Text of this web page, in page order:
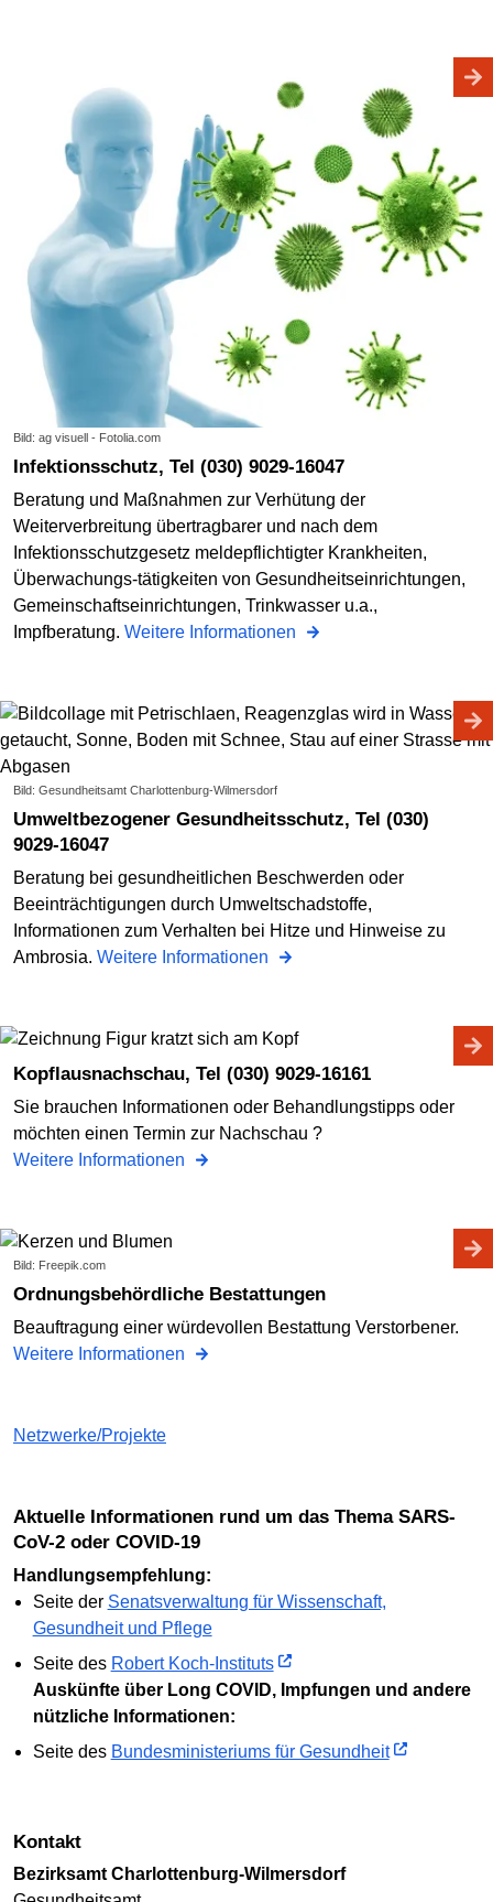
Bild: ag visuell - Fotolia.com
Infektionsschutz, Tel (030) 9029-16047
Beratung und Maßnahmen zur Verhütung der
Weiterverbreitung übertragbarer und nach dem
Infektionsschutzgesetz meldepflichtigter Krankheiten,
Überwachungs-tätigkeiten von Gesundheitseinrichtungen,
Gemeinschaftseinrichtungen, Trinkwasser u.a.,
Impfberatung. Weitere Informationen
Bild: Gesundheitsamt Charlottenburg-Wilmersdorf
Umweltbezogener Gesundheitsschutz, Tel (030)
9029-16047
Beratung bei gesundheitlichen Beschwerden oder
Beeinträchtigungen durch Umweltschadstoffe,
Informationen zum Verhalten bei Hitze und Hinweise zu
Ambrosia. Weitere Informationen
Kopflausnachschau, Tel (030) 9029-16161
Sie brauchen Informationen oder Behandlungstipps oder
möchten einen Termin zur Nachschau ?
Weitere Informationen
Bild: Freepik.com
Ordnungsbehördliche Bestattungen
Beauftragung einer würdevollen Bestattung Verstorbener.
Weitere Informationen
Netzwerke/Projekte
Aktuelle Informationen rund um das Thema SARS-
CoV-2 oder COVID-19
Handlungsempfehlung:
Seite der Senatsverwaltung für Wissenschaft,
Gesundheit und Pflege
Seite des Robert Koch-Instituts
Auskünfte über Long COVID, Impfungen und andere
nützliche Informationen:
Seite des Bundesministeriums für Gesundheit
Kontakt
Bezirksamt Charlottenburg-Wilmersdorf